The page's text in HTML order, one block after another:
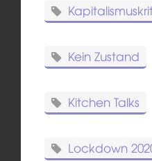
Kein Zustand
Kitchen Talks
Lockdown